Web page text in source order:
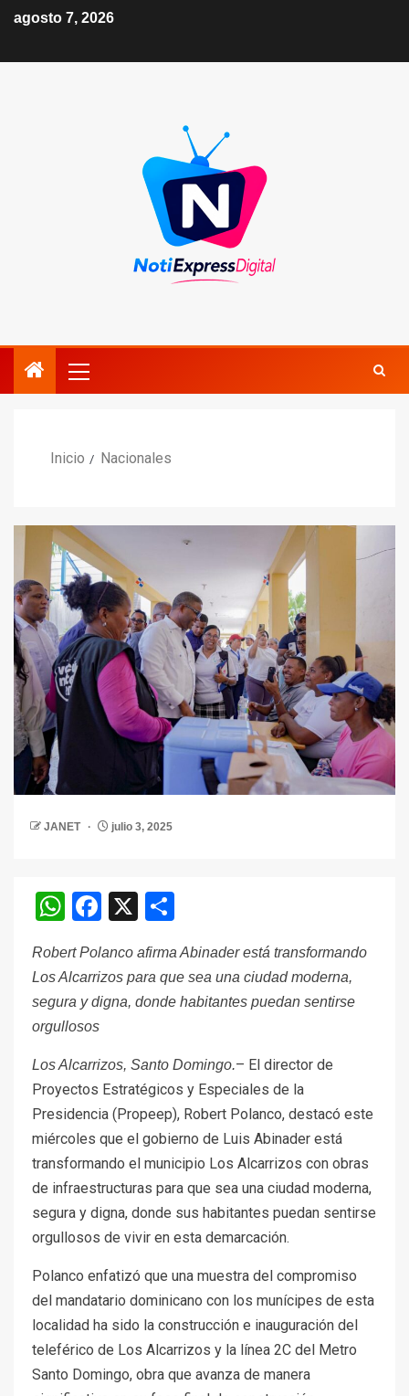
agosto 7, 2026
Inicio Nacionales
JANET julio 3, 2025
WhatsApp
Facebook
X
Robert Polanco afirma Abinader está transformando
Los Alcarrizos para que sea una ciudad moderna,
segura y digna, donde habitantes puedan sentirse
orgullosos
Los Alcarrizos, Santo Domingo.– El director de
Proyectos Estratégicos y Especiales de la
Presidencia (Propeep), Robert Polanco, destacó este
miércoles que el gobierno de Luis Abinader está
transformando el municipio Los Alcarrizos con obras
de infraestructuras para que sea una ciudad moderna,
segura y digna, donde sus habitantes puedan sentirse
orgullosos de vivir en esta demarcación.
Polanco enfatizó que una muestra del compromiso
del mandatario dominicano con los munícipes de esta
localidad ha sido la construcción e inauguración del
teleférico de Los Alcarrizos y la línea 2C del Metro
Santo Domingo, obra que avanza de manera